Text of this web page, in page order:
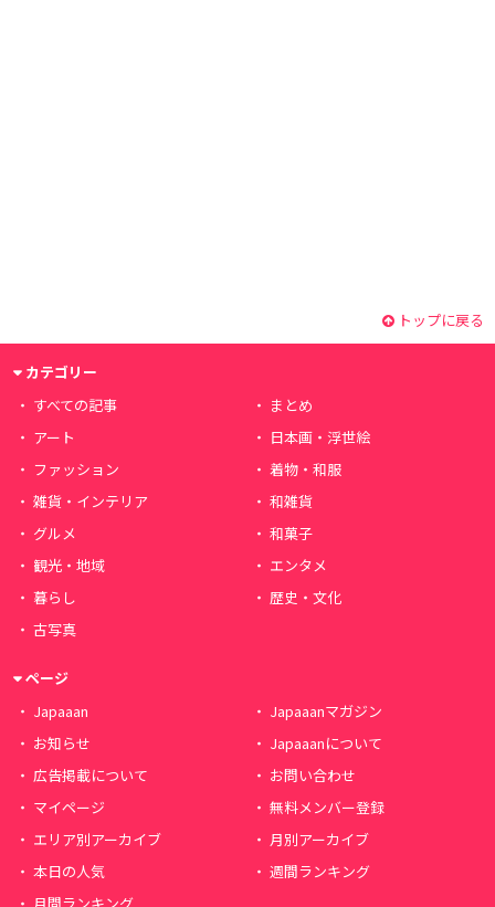
トップに戻る
カテゴリー
すべての記事
まとめ
アート
日本画・浮世絵
ファッション
着物・和服
雑貨・インテリア
和雑貨
グルメ
和菓子
観光・地域
エンタメ
暮らし
歴史・文化
古写真
ページ
Japaaan
Japaaanマガジン
お知らせ
Japaaanについて
広告掲載について
お問い合わせ
マイページ
無料メンバー登録
エリア別アーカイブ
月別アーカイブ
本日の人気
週間ランキング